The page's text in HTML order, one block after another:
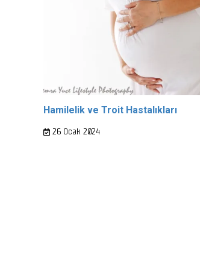
Hamilelik ve Troit Hastalıkları
26 Ocak 2024